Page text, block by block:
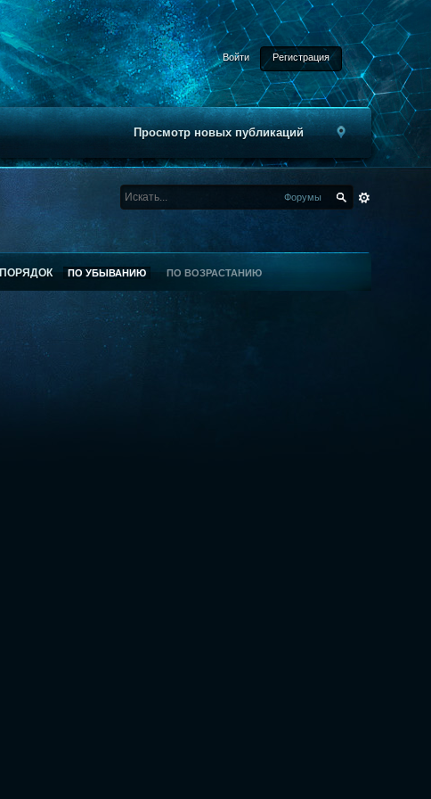
Войти Регистрация
Просмотр новых публикаций
Форумы
ПОРЯДОК ПО УБЫВАНИЮ ПО ВОЗРАСТАНИЮ